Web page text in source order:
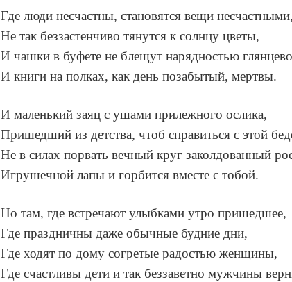
Где люди несчастны, становятся вещи несчастными,
Не так беззастенчиво тянутся к солнцу цветы,
И чашки в буфете не блещут нарядностью
И книги на полках, как день позабытый, мертвы.
И маленький заяц с ушами прилежного ослика,
Пришедший из детства, чтоб справиться с этой
Не в силах порвать вечный круг заколдованный
Игрушечной лапы и горбится вместе с тобой.
Но там, где встречают улыбками утро пришедшее,
Где праздничны даже обычные будние дни,
Где ходят по дому согретые радостью женщины,
Где счастливы дети и так беззаветно мужчины